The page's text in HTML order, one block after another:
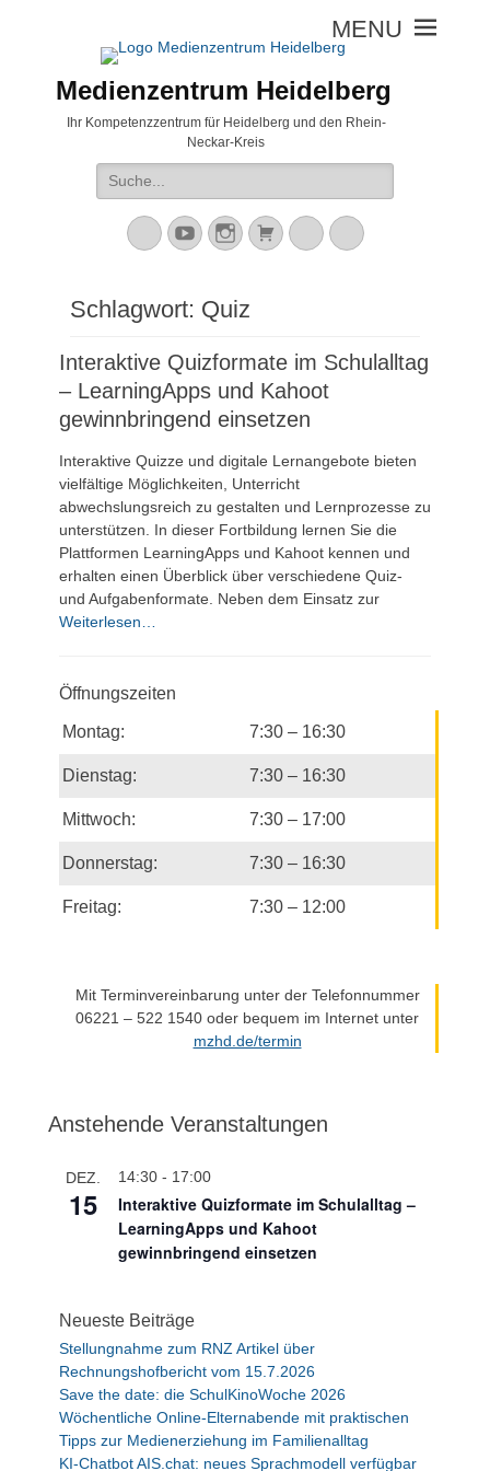
Medienzentrum Heidelberg
Ihr Kompetenzzentrum für Heidelberg und den Rhein-
Neckar-Kreis
Suche
nach:
Mastodon
YouTubeInstagramWarenkorb
CloudPeertube
Schlagwort: Quiz
Interaktive Quizformate im Schulalltag
– LearningApps und Kahoot
gewinnbringend einsetzen
Interaktive Quizze und digitale Lernangebote bieten
vielfältige Möglichkeiten, Unterricht
abwechslungsreich zu gestalten und Lernprozesse zu
unterstützen. In dieser Fortbildung lernen Sie die
Plattformen LearningApps und Kahoot kennen und
erhalten einen Überblick über verschiedene Quiz-
und Aufgabenformate. Neben dem Einsatz zur
Weiterlesen…
Öffnungszeiten
Montag: 7:30 – 16:30
Dienstag: 7:30 – 16:30
Mittwoch: 7:30 – 17:00
Donnerstag: 7:30 – 16:30
Freitag: 7:30 – 12:00
Mit Terminvereinbarung unter der Telefonnummer
06221 – 522 1540 oder bequem im Internet unter
mzhd.de/termin
Anstehende Veranstaltungen
DEZ.
15
14:30 - 17:00
Interaktive Quizformate im Schulalltag –
LearningApps und Kahoot
gewinnbringend einsetzen
Neueste Beiträge
Stellungnahme zum RNZ Artikel über
Rechnungshofbericht vom 15.7.2026
Save the date: die SchulKinoWoche 2026
Wöchentliche Online-Elternabende mit praktischen
Tipps zur Medienerziehung im Familienalltag
KI-Chatbot AIS.chat: neues Sprachmodell verfügbar